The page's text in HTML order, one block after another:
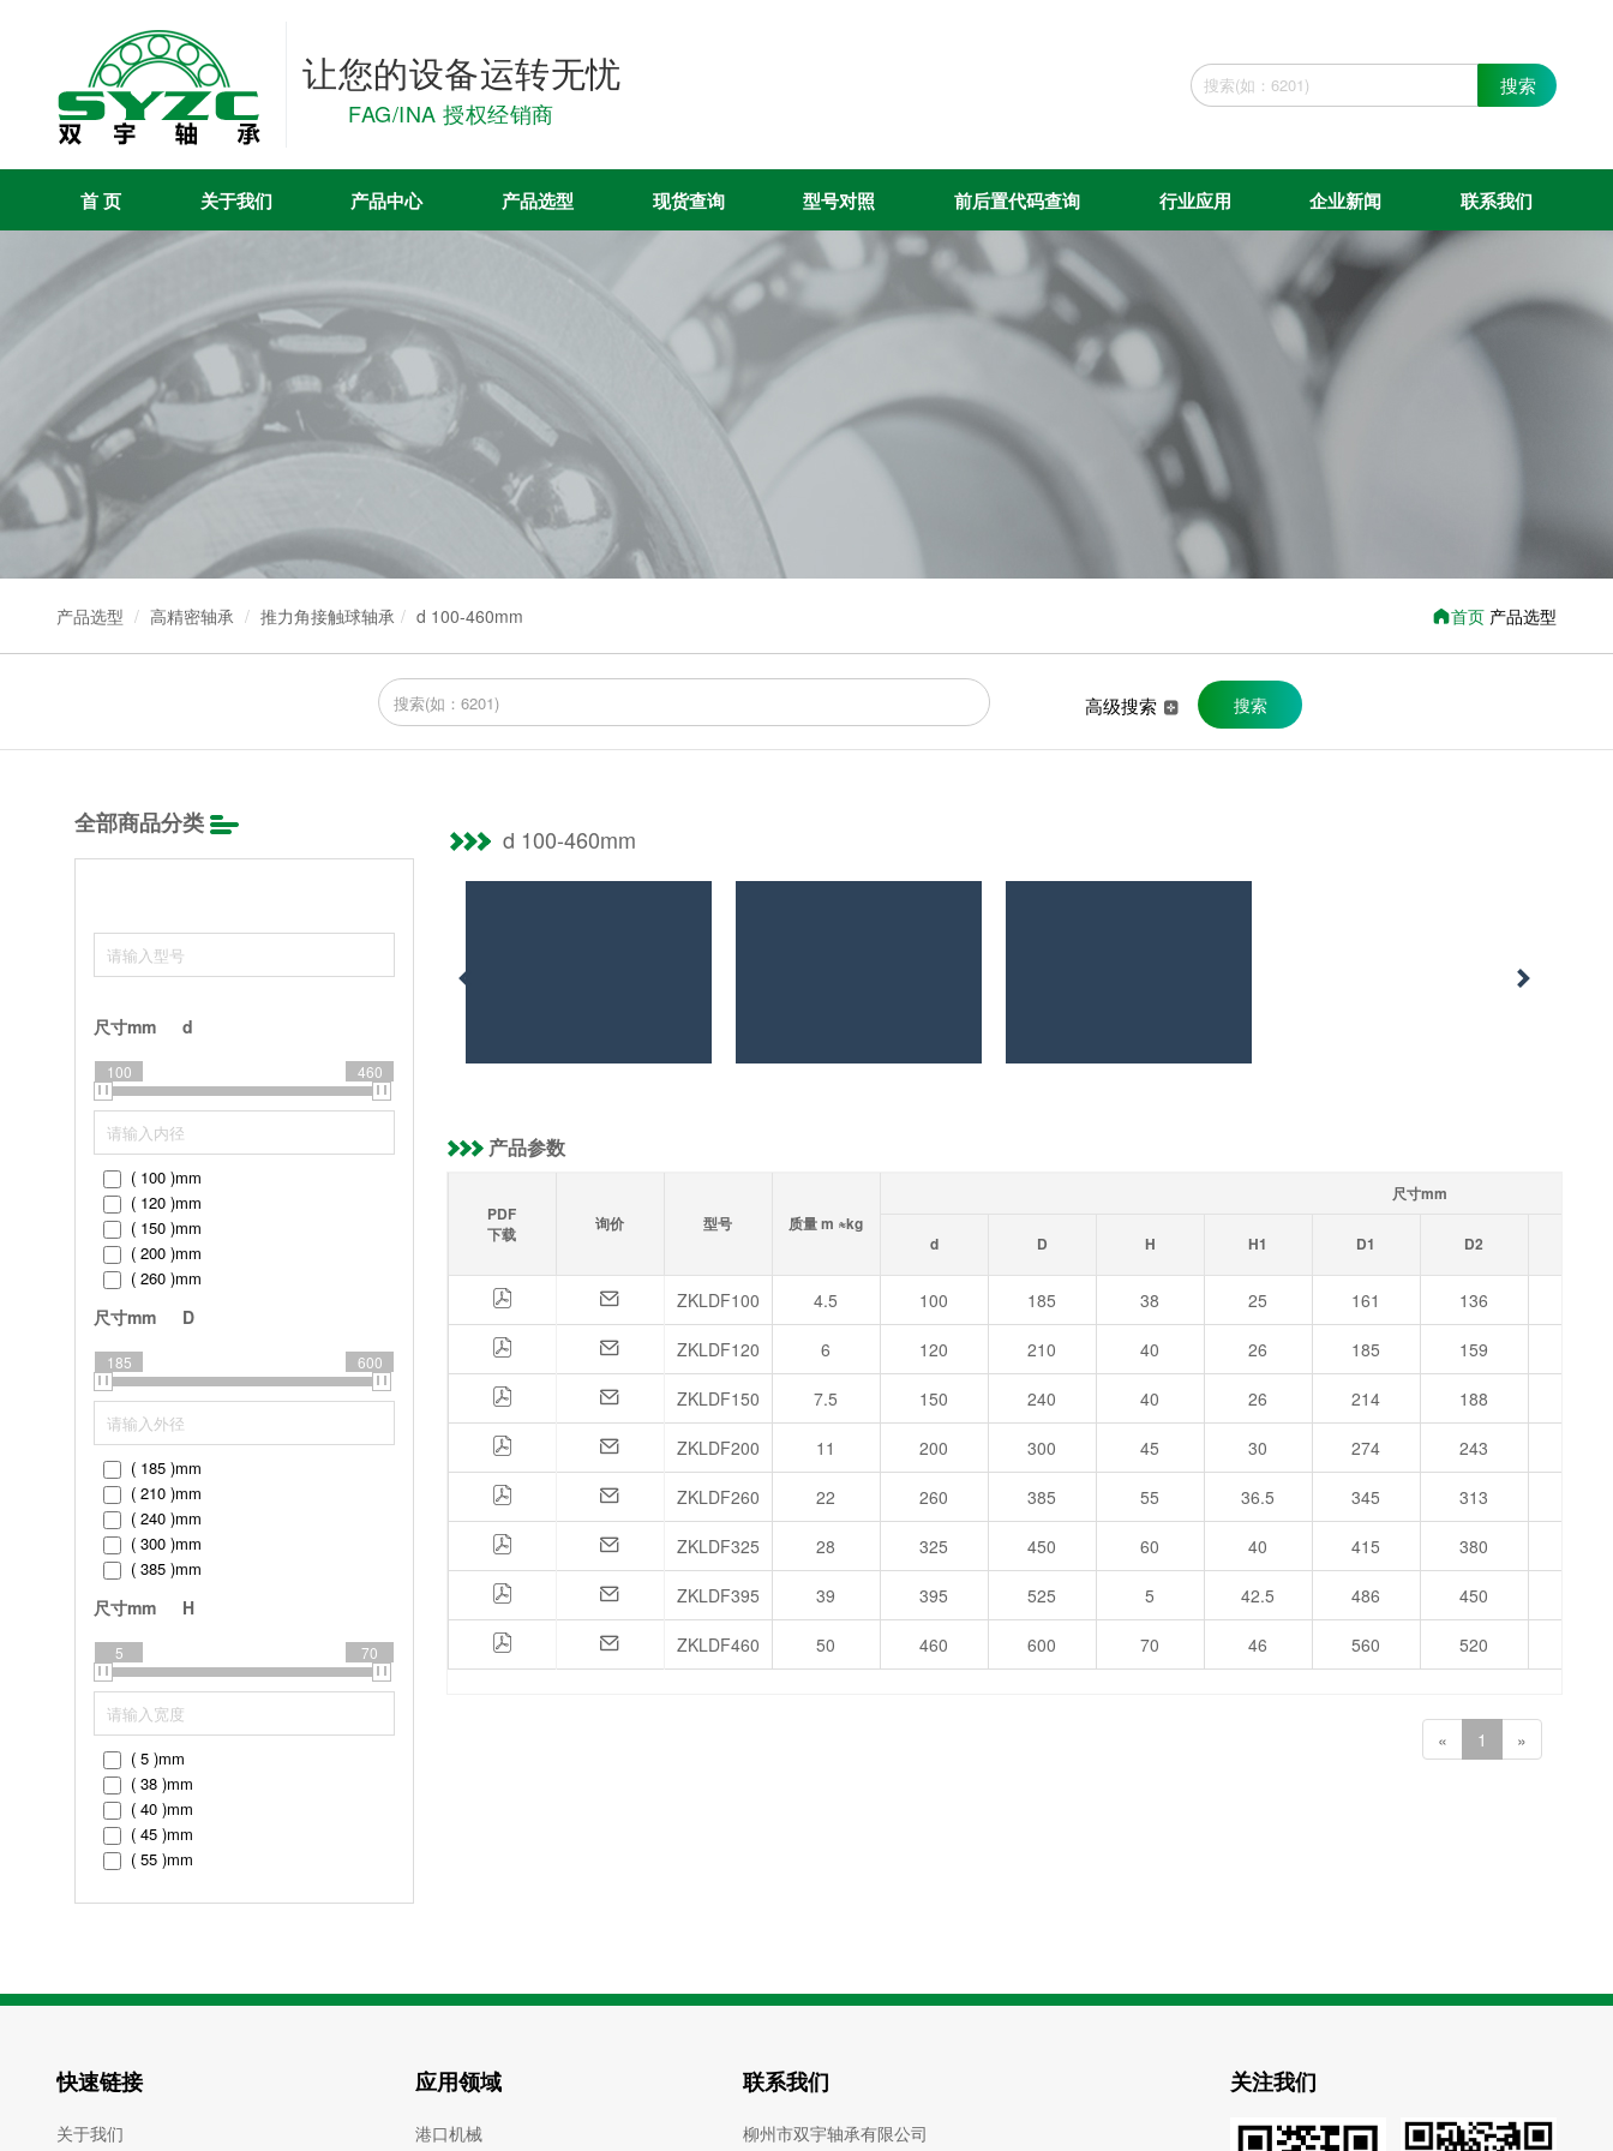
让您的设备运转无忧
FAG/INA 授权经销商
搜索
首 页 关于我们 产品中心 产品选型 现货查询 型号对照 前后置代码查询 行业应用 企业新闻 联系我们
产品选型 高精密轴承 推力角接触球轴承 d 100-460mm 首页 产品选型
高级搜索 搜索
全部商品分类
尺寸mm d
100 460
( 100 )mm
( 120 )mm
( 150 )mm
( 200 )mm
( 260 )mm
( 395 )
mm
( 460 )
尺寸mm D
185 600
( 185 )mm
( 210 )mm
( 240 )mm
( 300 )mm
( 385 )mm
( 525 )
mm
( 600 )
尺寸mm H
5 70
( 5 )mm
( 38 )mm
( 40 )mm
( 45 )mm
( 55 )mm
( 70 )mm
d 100-460mm
产品参数
PDF
下载
询价 型号 质量 m ≈kg
尺寸mm
d D H H1 D1 D2
ZKLDF100 4.5 100 185 38 25 161 136
ZKLDF120 6 120 210 40 26 185 159
ZKLDF150 7.5 150 240 40 26 214 188
ZKLDF200 11 200 300 45 30 274 243
ZKLDF260 22 260 385 55 36.5 345 313
ZKLDF325 28 325 450 60 40 415 380
ZKLDF395 39 395 525 5 42.5 486 450
ZKLDF460 50 460 600 70 46 560 520
« 1 »
快速链接
关于我们
应用领域
港口机械
联系我们
柳州市双宇轴承有限公司
关注我们